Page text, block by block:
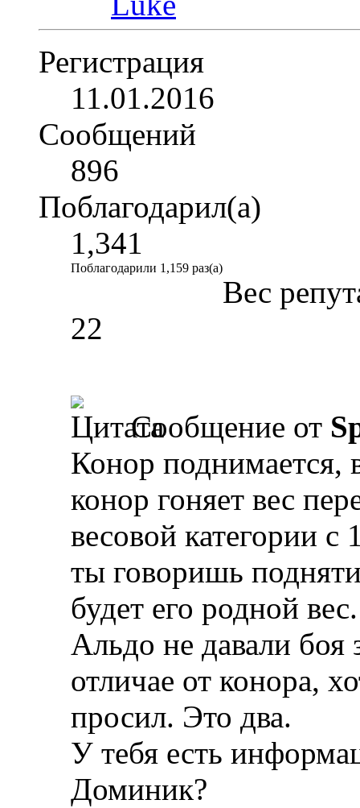
Регистрация
11.01.2016
Сообщений
896
Поблагодарил(а)
1,341
Поблагодарили 1,159 раз(а)
Вес
22
Сообщение от
Конор поднимается,
конор гоняет вес
весовой категории с
ты говоришь
будет его родной
Альдо не давали боя
отличае от конора,
просил. Это два.
У тебя есть
Доминик?